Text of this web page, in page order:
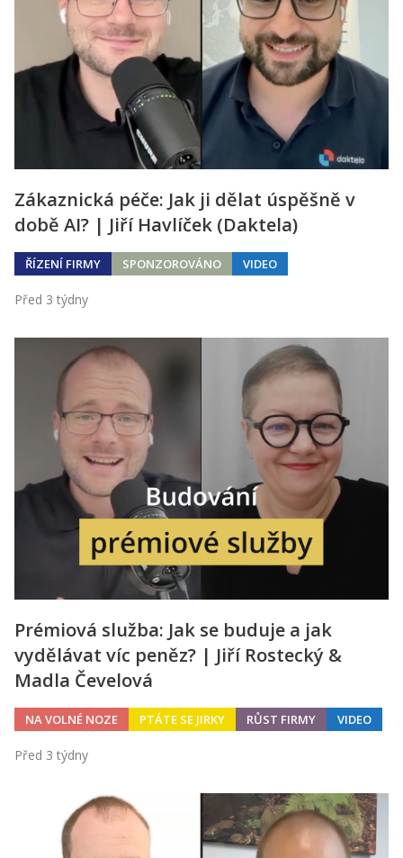
Zákaznická péče: Jak ji dělat úspěšně v
době AI? | Jiří Havlíček (Daktela)
ŘÍZENÍ FIRMY SPONZOROVÁNO VIDEO
Před 3 týdny
Prémiová služba: Jak se buduje a jak
vydělávat víc peněz? | Jiří Rostecký &
Madla Čevelová
NA VOLNÉ NOZE PTÁTE SE JIRKY RŮST FIRMY VIDEO
Před 3 týdny